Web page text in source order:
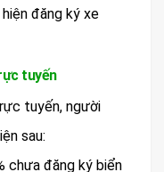
đăng ký xe
tuyến
tuyến, người
sau:
chưa đăng ký biển